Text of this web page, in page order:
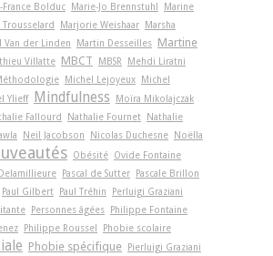
France Bolduc Marie-Jo Brennstuhl
Marine
Trousselard Marjorie Weishaar
Marsha
Van der Linden Martin Desseilles Martine
Villatte MBCT MBSR Mehdi Liratni
Michel Lejoyeux
Michel
Ylieff Mindfulness
Moïra Mikolajczak
Fallourd Nathalie Fournet
Nathalie
Neil Jacobson Nicolas Duchesne
Noëlla
Obésité Ovide Fontaine
Delamillieure Pascal de Sutter
Pascale Brillon
Paul Gilbert Paul Tréhin
Perluigi Graziani
Personnes âgées
Philippe Fontaine
Philippe Roussel Phobie scolaire
Phobie spécifique
Pierluigi Graziani